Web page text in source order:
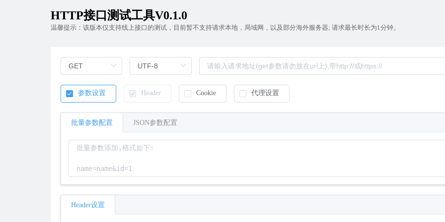
HTTP接口测试工具V0.1.0
温馨提示：该版本仅支持线上接口的测试，目前暂不支持请求本地，局域网，以及部分海外服务器; 请求最长时长为1分钟。
参数设置 Header Cookie 代理设置
批量参数配置 JSON参数配置
Header设置